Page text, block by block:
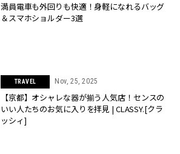
満員電車も外回りも快適！身軽になれるバッグ
＆スマホショルダー3選
TRAVEL Nov, 25, 2025
【京都】オシャレな器が揃う人気店！センスの
いい人たちのお気に入りを拝見 | CLASSY.[クラ
ッシィ]